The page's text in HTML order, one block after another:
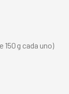
g cada uno)